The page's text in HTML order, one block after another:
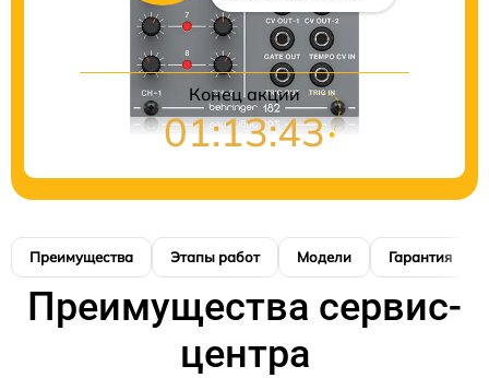
Конец акции
01:13:42
Преимущества Этапы работ Модели Гарантия
Преимущества сервис-
центра